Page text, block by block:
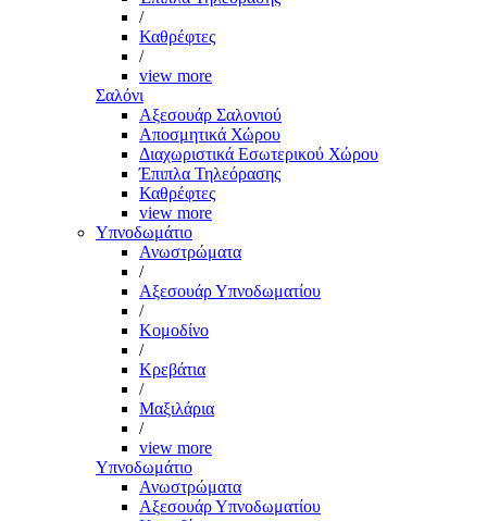
/
Καθρέφτες
/
view more
Σαλόνι
Αξεσουάρ Σαλονιού
Αποσμητικά Χώρου
Διαχωριστικά Εσωτερικού Χώρου
Έπιπλα Τηλεόρασης
Καθρέφτες
view more
Υπνοδωμάτιο
Ανωστρώματα
/
Αξεσουάρ Υπνοδωματίου
/
Κομοδίνο
/
Κρεβάτια
/
Μαξιλάρια
/
view more
Υπνοδωμάτιο
Ανωστρώματα
Αξεσουάρ Υπνοδωματίου